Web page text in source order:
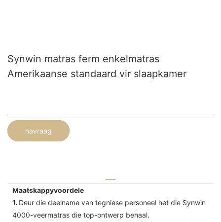
Synwin matras ferm enkelmatras
Amerikaanse standaard vir slaapkamer
navraag
Maatskappyvoordele
1. Deur die deelname van tegniese personeel het die Synwin
4000-veermatras die top-ontwerp behaal.